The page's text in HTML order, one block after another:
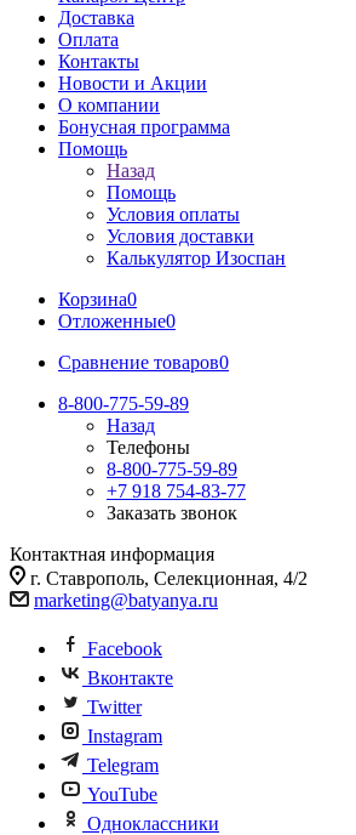
Доставка
Оплата
Контакты
Новости и Акции
О компании
Бонусная программа
Помощь
Назад
Помощь
Условия оплаты
Условия доставки
Калькулятор Изоспан
Корзина0
Отложенные0
Сравнение товаров0
8-800-775-59-89
Назад
Телефоны
8-800-775-59-89
+7 918 754-83-77
Заказать звонок
Контактная информация
г. Ставрополь, Селекционная, 4/2
marketing@batyanya.ru
Facebook
Вконтакте
Twitter
Instagram
Telegram
YouTube
Одноклассники